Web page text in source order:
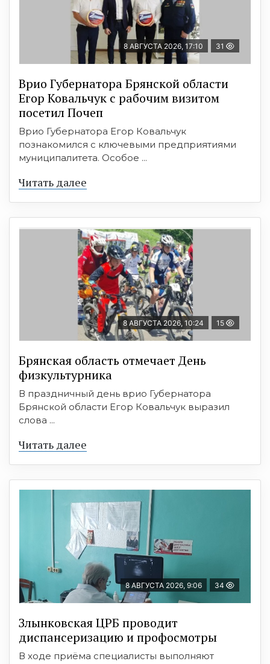
8 АВГУСТА 2026, 17:10 31
Врио Губернатора Брянской области
Егор Ковальчук с рабочим визитом
посетил Почеп
Врио Губернатора Егор Ковальчук
познакомился с ключевыми предприятиями
муниципалитета. Особое ...
Читать далее
8 АВГУСТА 2026, 10:24 15
Брянская область отмечает День
физкультурника
В праздничный день врио Губернатора
Брянской области Егор Ковальчук выразил
слова ...
Читать далее
8 АВГУСТА 2026, 9:06 34
Злынковская ЦРБ проводит
диспансеризацию и профосмотры
В ходе приёма специалисты выполняют